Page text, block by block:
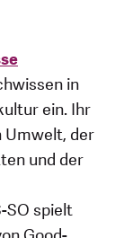
in
ein. Ihr
Umwelt, der
und der
SO spielt